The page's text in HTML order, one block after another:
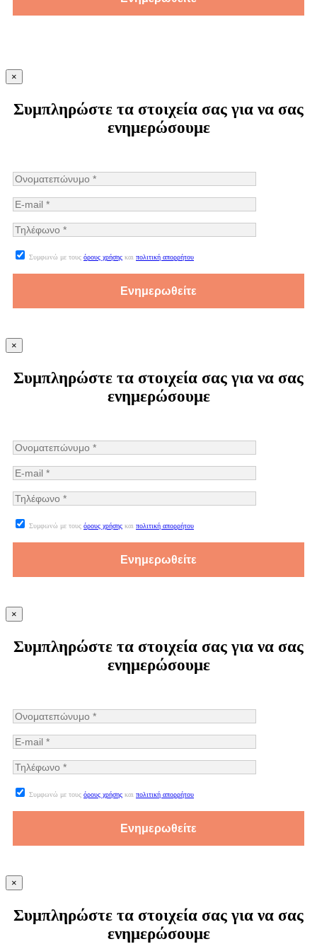
×
Συμπληρώστε τα στοιχεία σας για να σας
ενημερώσουμε
Συμφωνώ με τους όρους χρήσης και πολιτική απορρήτου
×
Συμπληρώστε τα στοιχεία σας για να σας
ενημερώσουμε
Συμφωνώ με τους όρους χρήσης και πολιτική απορρήτου
×
Συμπληρώστε τα στοιχεία σας για να σας
ενημερώσουμε
Συμφωνώ με τους όρους χρήσης και πολιτική απορρήτου
×
Συμπληρώστε τα στοιχεία σας για να σας
ενημερώσουμε